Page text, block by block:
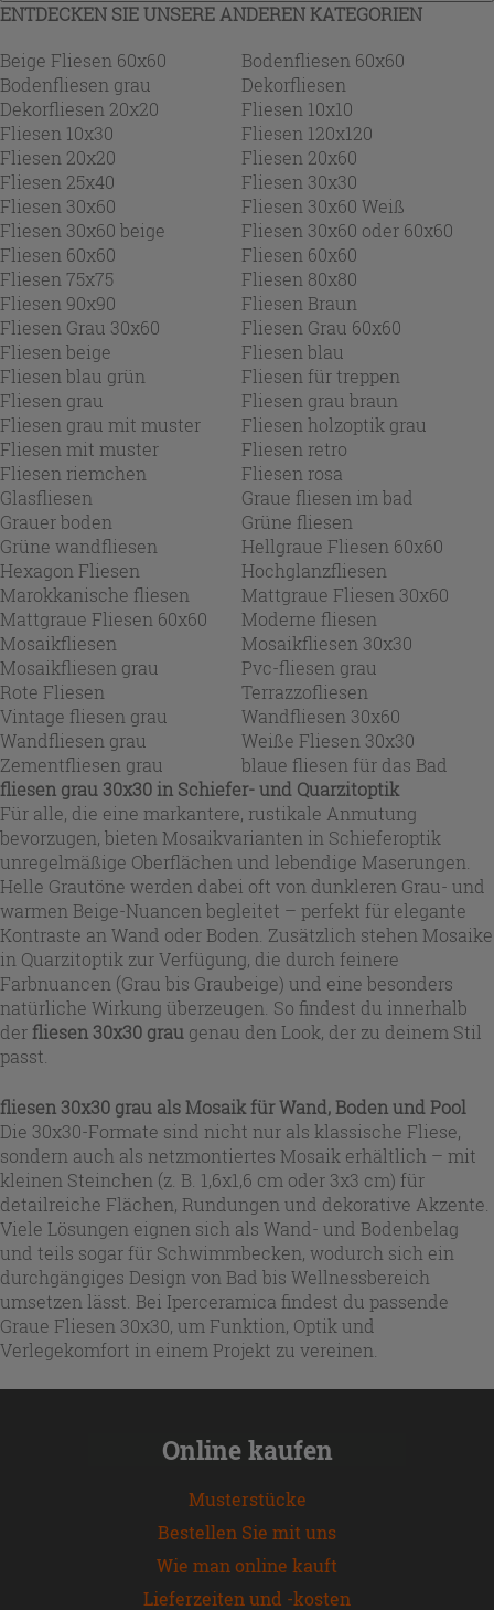
ENTDECKEN SIE UNSERE ANDEREN KATEGORIEN
Beige Fliesen 60x60
Bodenfliesen 60x60
Bodenfliesen grau
Dekorfliesen
Dekorfliesen 20x20
Fliesen 10x10
Fliesen 10x30
Fliesen 120x120
Fliesen 20x20
Fliesen 20x60
Fliesen 25x40
Fliesen 30x30
Fliesen 30x60
Fliesen 30x60 Weiß
Fliesen 30x60 beige
Fliesen 30x60 oder 60x60
Fliesen 60x60
Fliesen 60x60
Fliesen 75x75
Fliesen 80x80
Fliesen 90x90
Fliesen Braun
Fliesen Grau 30x60
Fliesen Grau 60x60
Fliesen beige
Fliesen blau
Fliesen blau grün
Fliesen für treppen
Fliesen grau
Fliesen grau braun
Fliesen grau mit muster
Fliesen holzoptik grau
Fliesen mit muster
Fliesen retro
Fliesen riemchen
Fliesen rosa
Glasfliesen
Graue fliesen im bad
Grauer boden
Grüne fliesen
Grüne wandfliesen
Hellgraue Fliesen 60x60
Hexagon Fliesen
Hochglanzfliesen
Marokkanische fliesen
Mattgraue Fliesen 30x60
Mattgraue Fliesen 60x60
Moderne fliesen
Mosaikfliesen
Mosaikfliesen 30x30
Mosaikfliesen grau
Pvc-fliesen grau
Rote Fliesen
Terrazzofliesen
Vintage fliesen grau
Wandfliesen 30x60
Wandfliesen grau
Weiße Fliesen 30x30
Zementfliesen grau
blaue fliesen für das Bad
fliesen grau 30x30 in Schiefer- und Quarzitoptik
Für alle, die eine markantere, rustikale Anmutung
bevorzugen, bieten Mosaikvarianten in Schieferoptik
unregelmäßige Oberflächen und lebendige Maserungen.
Helle Grautöne werden dabei oft von dunkleren Grau- und
warmen Beige-Nuancen begleitet – perfekt für elegante
Kontraste an Wand oder Boden. Zusätzlich stehen Mosaike
in Quarzitoptik zur Verfügung, die durch feinere
Farbnuancen (Grau bis Graubeige) und eine besonders
natürliche Wirkung überzeugen. So findest du innerhalb
der fliesen 30x30 grau genau den Look, der zu deinem Stil
passt.
fliesen 30x30 grau als Mosaik für Wand, Boden und Pool
Die 30x30-Formate sind nicht nur als klassische Fliese,
sondern auch als netzmontiertes Mosaik erhältlich – mit
kleinen Steinchen (z. B. 1,6x1,6 cm oder 3x3 cm) für
detailreiche Flächen, Rundungen und dekorative Akzente.
Viele Lösungen eignen sich als Wand- und Bodenbelag
und teils sogar für Schwimmbecken, wodurch sich ein
durchgängiges Design von Bad bis Wellnessbereich
umsetzen lässt. Bei Iperceramica findest du passende
Graue Fliesen 30x30, um Funktion, Optik und
Verlegekomfort in einem Projekt zu vereinen.
Online kaufen
Musterstücke
Bestellen Sie mit uns
Wie man online kauft
Lieferzeiten und -kosten